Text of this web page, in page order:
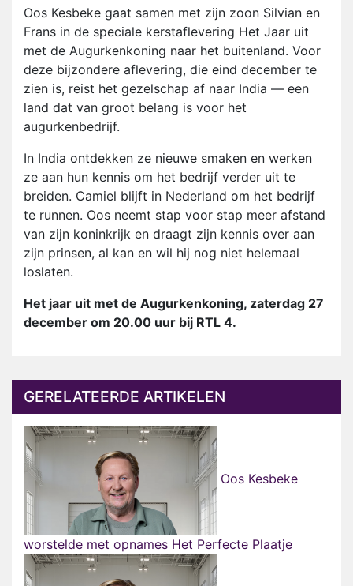
Oos Kesbeke gaat samen met zijn zoon Silvian en
Frans in de speciale kerstaflevering Het Jaar uit
met de Augurkenkoning naar het buitenland. Voor
deze bijzondere aflevering, die eind december te
zien is, reist het gezelschap af naar India — een
land dat van groot belang is voor het
augurkenbedrijf.
In India ontdekken ze nieuwe smaken en werken
ze aan hun kennis om het bedrijf verder uit te
breiden. Camiel blijft in Nederland om het bedrijf
te runnen. Oos neemt stap voor stap meer afstand
van zijn koninkrijk en draagt zijn kennis over aan
zijn prinsen, al kan en wil hij nog niet helemaal
loslaten.
Het jaar uit met de Augurkenkoning, zaterdag 27
december om 20.00 uur bij RTL 4.
GERELATEERDE ARTIKELEN
Oos Kesbeke
worstelde met opnames Het Perfecte Plaatje